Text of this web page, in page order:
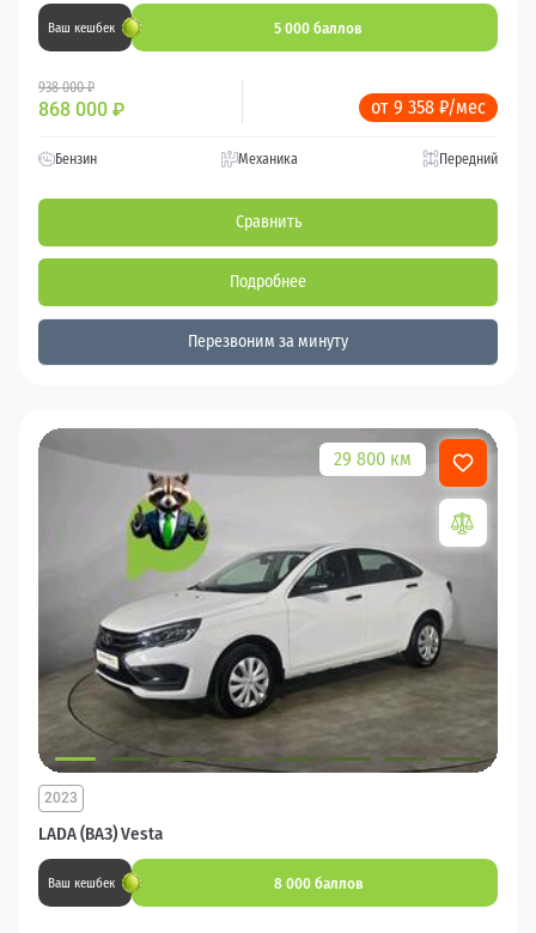
Ваш кешбек 5 000 баллов
938 000 ₽
868 000 ₽ от 9 358 ₽/мес
Бензин Механика Передний
Сравнить
Подробнее
Перезвоним за минуту
29 800 км
LADA (ВАЗ) Vesta
2023
Ваш кешбек 8 000 баллов